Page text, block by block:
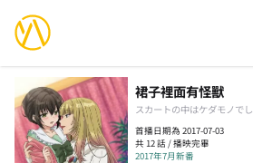
YourAnimes 你的動畫
裙子裡面有怪獸
スカートの中はケダモノでし
首播日期為 2017-07-03
共 12 話 / 播映完畢
2017年7月新番